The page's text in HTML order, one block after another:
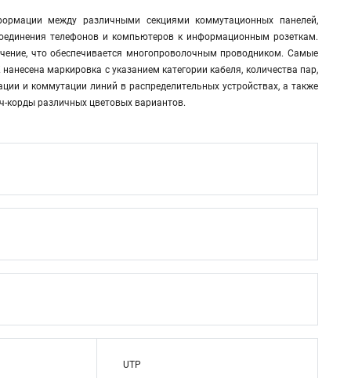
между различными секциями коммутационных панелей,
телефонов и компьютеров к информационным розеткам.
что обеспечивается многопроволочным проводником. Самые
маркировка с указанием категории кабеля, количества пар,
и коммутации линий в распределительных устройствах, а также
корды различных цветовых вариантов.
UTP